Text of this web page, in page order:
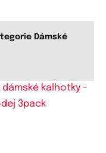
Dámské